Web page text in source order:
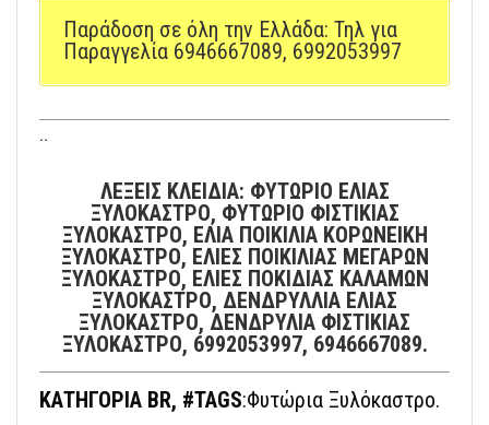
Παράδοση σε όλη την Ελλάδα: Τηλ για
Παραγγελία 6946667089, 6992053997
¨
ΛΕΞΕΙΣ ΚΛΕΙΔΙΑ: ΦΥΤΩΡΙΟ ΕΛΙΑΣ
ΞΥΛΟΚΑΣΤΡΟ, ΦΥΤΩΡΙΟ ΦΙΣΤΙΚΙΑΣ
ΞΥΛΟΚΑΣΤΡΟ, ΕΛΙΑ ΠΟΙΚΙΛΙΑ ΚΟΡΩΝΕΙΚΗ
ΞΥΛΟΚΑΣΤΡΟ, ΕΛΙΕΣ ΠΟΙΚΙΛΙΑΣ ΜΕΓΑΡΩΝ
ΞΥΛΟΚΑΣΤΡΟ, ΕΛΙΕΣ ΠΟΚΙΔΙΑΣ ΚΑΛΑΜΩΝ
ΞΥΛΟΚΑΣΤΡΟ, ΔΕΝΔΡΥΛΛΙΑ ΕΛΙΑΣ
ΞΥΛΟΚΑΣΤΡΟ, ΔΕΝΔΡΥΛΙΑ ΦΙΣΤΙΚΙΑΣ
ΞΥΛΟΚΑΣΤΡΟ, 6992053997, 6946667089.
ΚΑΤΗΓΟΡΙΑ BR, #TAGS:Φυτώρια Ξυλόκαστρο.